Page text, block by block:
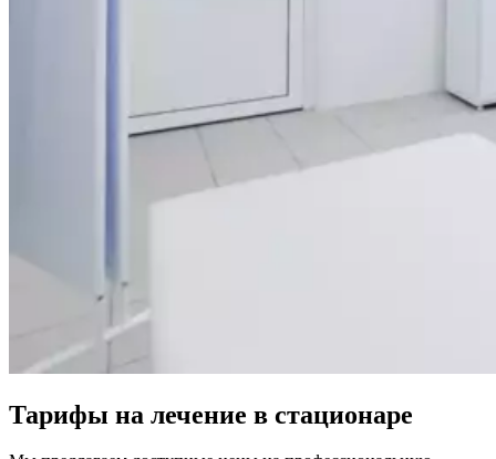
Тарифы на лечение в стационаре